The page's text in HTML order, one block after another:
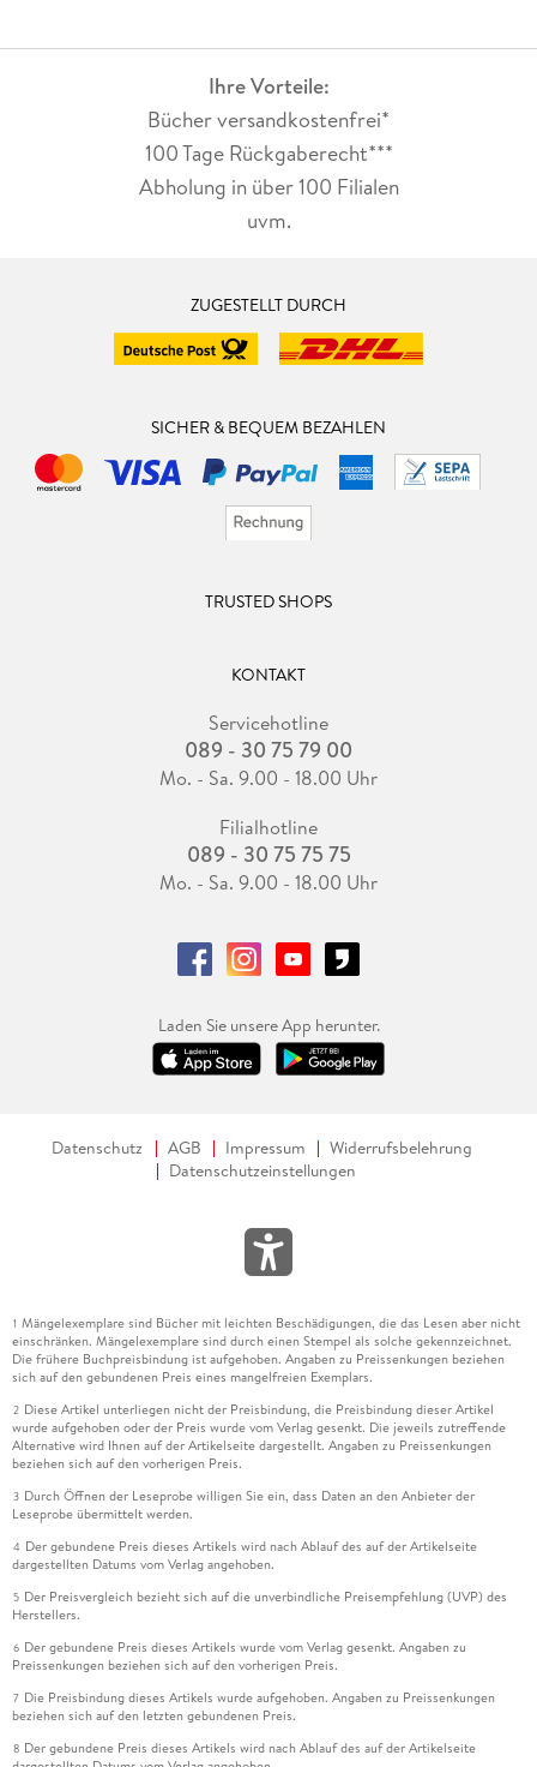
Ihre Vorteile:
Bücher versandkostenfrei*
100 Tage Rückgaberecht***
Abholung in über 100 Filialen
uvm.
ZUGESTELLT DURCH
SICHER & BEQUEM BEZAHLEN
TRUSTED SHOPS
KONTAKT
Servicehotline
089 - 30 75 79 00
Mo. - Sa. 9.00 - 18.00 Uhr
Filialhotline
089 - 30 75 75 75
Mo. - Sa. 9.00 - 18.00 Uhr
Laden Sie unsere App herunter.
Datenschutz AGB Impressum
Widerrufsbelehrung
Datenschutzeinstellungen
1 Mängelexemplare sind Bücher mit leichten Beschädigungen, die das Lesen aber nicht
einschränken. Mängelexemplare sind durch einen Stempel als solche gekennzeichnet.
Die frühere Buchpreisbindung ist aufgehoben. Angaben zu Preissenkungen beziehen
sich auf den gebundenen Preis eines mangelfreien Exemplars.
2 Diese Artikel unterliegen nicht der Preisbindung, die Preisbindung dieser Artikel
wurde aufgehoben oder der Preis wurde vom Verlag gesenkt. Die jeweils zutreffende
Alternative wird Ihnen auf der Artikelseite dargestellt. Angaben zu Preissenkungen
beziehen sich auf den vorherigen Preis.
3 Durch Öffnen der Leseprobe willigen Sie ein, dass Daten an den Anbieter der
Leseprobe übermittelt werden.
4 Der gebundene Preis dieses Artikels wird nach Ablauf des auf der Artikelseite
dargestellten Datums vom Verlag angehoben.
5 Der Preisvergleich bezieht sich auf die unverbindliche Preisempfehlung (UVP) des
Herstellers.
6 Der gebundene Preis dieses Artikels wurde vom Verlag gesenkt. Angaben zu
Preissenkungen beziehen sich auf den vorherigen Preis.
7 Die Preisbindung dieses Artikels wurde aufgehoben. Angaben zu Preissenkungen
beziehen sich auf den letzten gebundenen Preis.
8 Der gebundene Preis dieses Artikels wird nach Ablauf des auf der Artikelseite